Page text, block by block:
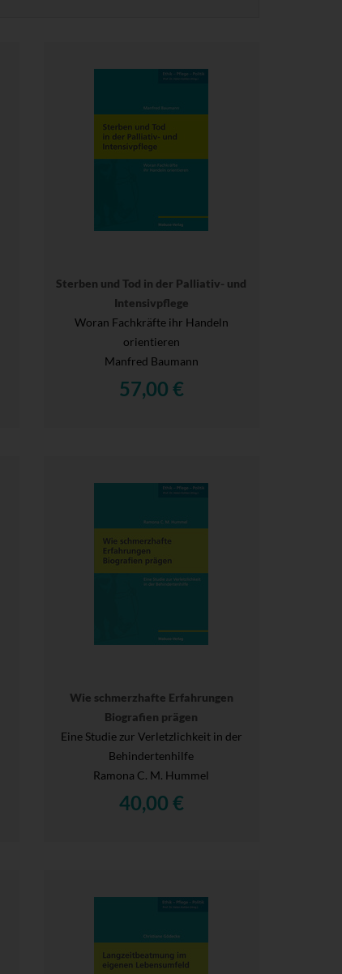
Sterben und Tod in der Palliativ- und
Intensivpflege
Woran Fachkräfte ihr Handeln
orientieren
Manfred Baumann
57,00 €
Wie schmerzhafte Erfahrungen
Biografien prägen
Eine Studie zur Verletzlichkeit in der
Behindertenhilfe
Ramona C. M. Hummel
40,00 €